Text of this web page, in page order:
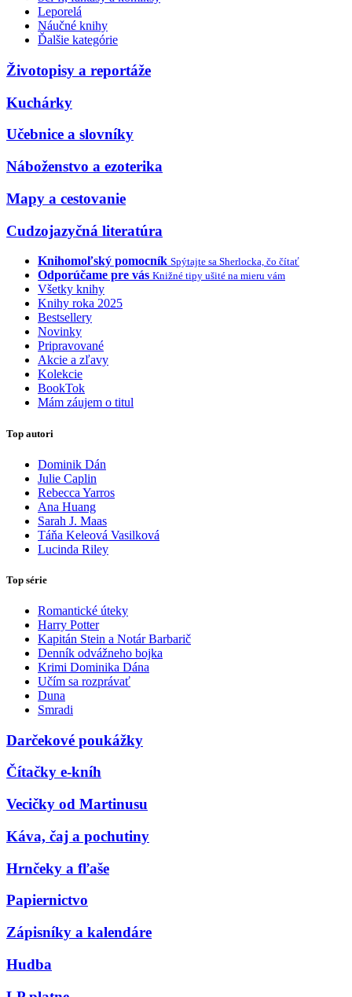
Leporelá
Náučné knihy
Ďalšie kategórie
Životopisy a reportáže
Kuchárky
Učebnice a slovníky
Náboženstvo a ezoterika
Mapy a cestovanie
Cudzojazyčná literatúra
Knihomoľský pomocník Spýtajte sa Sherlocka, čo čítať
Odporúčame pre vás Knižné tipy ušité na mieru vám
Všetky knihy
Knihy roka 2025
Bestsellery
Novinky
Pripravované
Akcie a zľavy
Kolekcie
BookTok
Mám záujem o titul
Top autori
Dominik Dán
Julie Caplin
Rebecca Yarros
Ana Huang
Sarah J. Maas
Táňa Keleová Vasilková
Lucinda Riley
Top série
Romantické úteky
Harry Potter
Kapitán Stein a Notár Barbarič
Denník odvážneho bojka
Krimi Dominika Dána
Učím sa rozprávať
Duna
Smradi
Darčekové poukážky
Čítačky e-kníh
Vecičky od Martinusu
Káva, čaj a pochutiny
Hrnčeky a fľaše
Papiernictvo
Zápisníky a kalendáre
Hudba